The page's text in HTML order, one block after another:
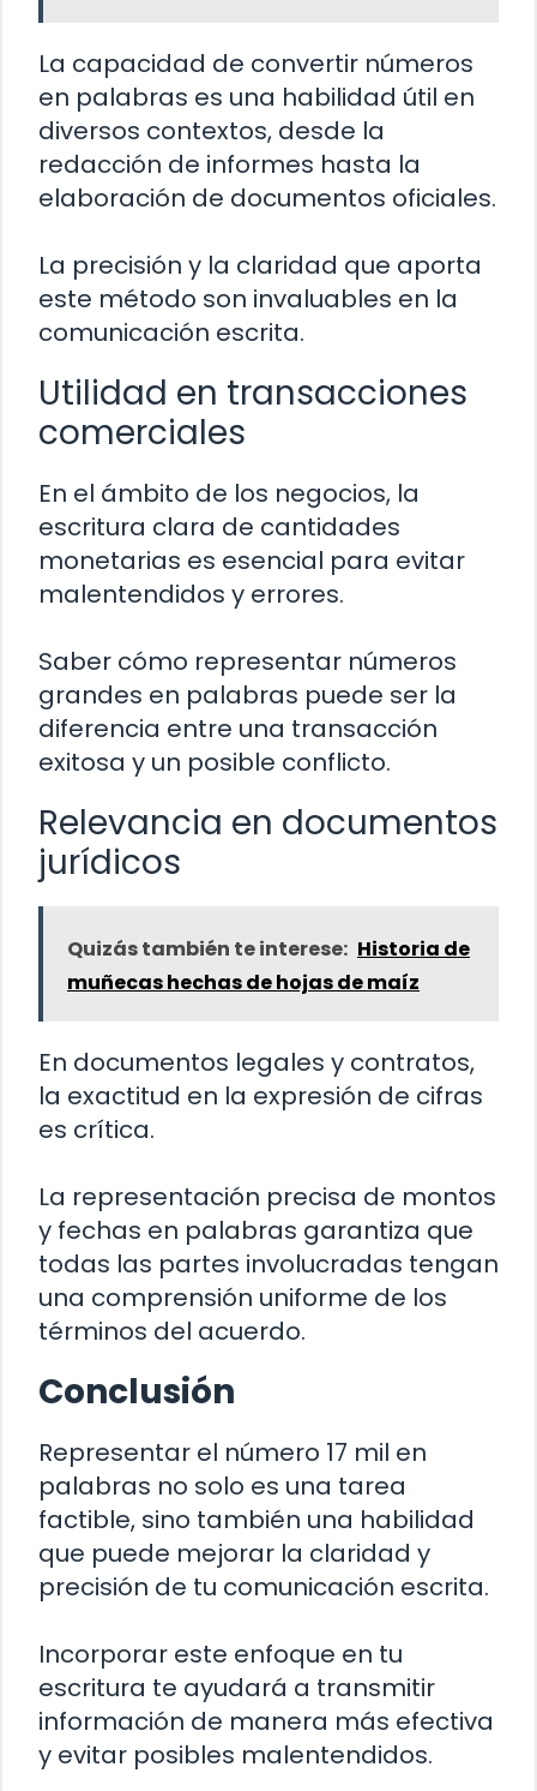
La capacidad de convertir números
en palabras es una habilidad útil en
diversos contextos, desde la
redacción de informes hasta la
elaboración de documentos oficiales.
La precisión y la claridad que aporta
este método son invaluables en la
comunicación escrita.
Utilidad en transacciones
comerciales
En el ámbito de los negocios, la
escritura clara de cantidades
monetarias es esencial para evitar
malentendidos y errores.
Saber cómo representar números
grandes en palabras puede ser la
diferencia entre una transacción
exitosa y un posible conflicto.
Relevancia en documentos
jurídicos
Quizás también te interese: Historia de
muñecas hechas de hojas de maíz
En documentos legales y contratos,
la exactitud en la expresión de cifras
es crítica.
La representación precisa de montos
y fechas en palabras garantiza que
todas las partes involucradas tengan
una comprensión uniforme de los
términos del acuerdo.
Conclusión
Representar el número 17 mil en
palabras no solo es una tarea
factible, sino también una habilidad
que puede mejorar la claridad y
precisión de tu comunicación escrita.
Incorporar este enfoque en tu
escritura te ayudará a transmitir
información de manera más efectiva
y evitar posibles malentendidos.